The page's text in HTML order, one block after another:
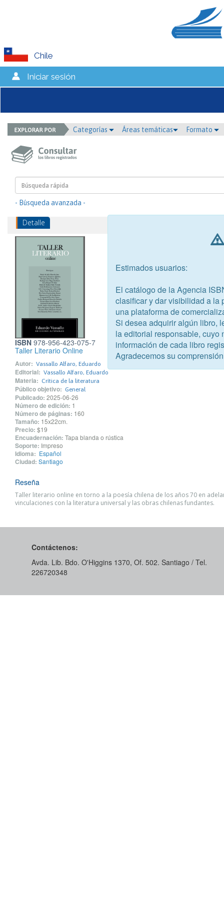
Chile
Iniciar sesión
Categorías Áreas temáticas Formato
- Búsqueda avanzada -
Detalle
ISBN 978-956-423-075-7
Taller Literario Online
Autor: Vassallo Alfaro, Eduardo
Editorial: Vassallo Alfaro, Eduardo
Materia: Crítica de la literatura
Público objetivo: General
Publicado: 2025-06-26
Número de edición: 1
Número de páginas: 160
Tamaño: 15x22cm.
Precio: $19
Encuadernación: Tapa blanda o rústica
Soporte: Impreso
Idioma: Español
Ciudad: Santiago
Reseña
Taller literario online en torno a la poesía chilena de los años 70 en
vinculaciones con la literatura universal y las obras chilenas fundantes.
Contáctenos:
Avda. Lib. Bdo. O'Higgins 1370, Of. 502. Santiago / Tel.
226720348
Estimados usuarios:
El catálogo de la Agencia
clasificar y dar visibilidad a la
una plataforma de
Si desea adquirir algún libro,
la editorial responsable, cuyo
información de cada libro
Agradecemos su